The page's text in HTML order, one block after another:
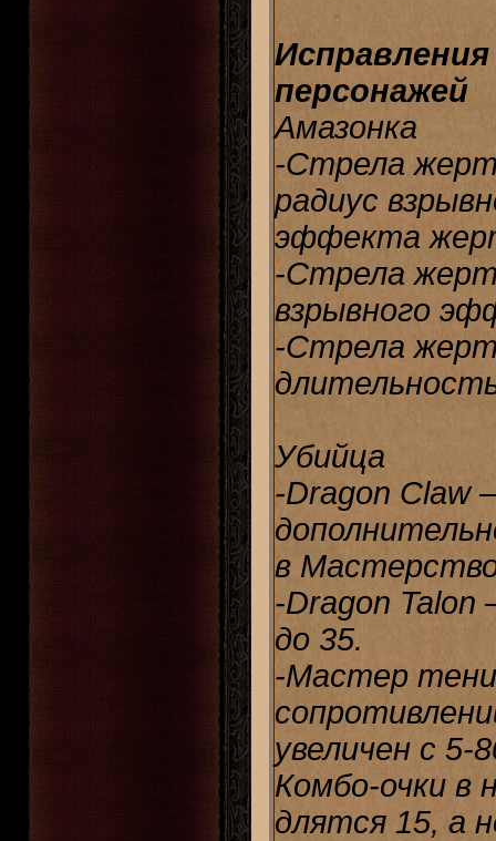
персонажей
Амазонка
-Стрела
радиус
эффекта
-Стрела
взрывного
-Стрела
Убийца
-Dragon Claw
в
-Dragon Talon
до 35.
-Мастер тени
увеличен с 5-
Комбо-очки в
длятся 15, а